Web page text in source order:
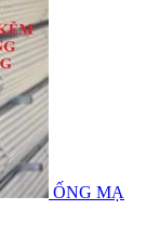
ỐNG MẠ